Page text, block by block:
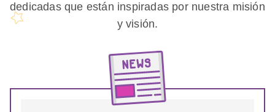
dedicadas que están inspiradas por nuestra misión
y visión.